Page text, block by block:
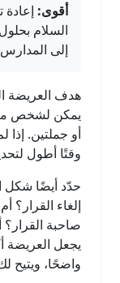
أقوى:
السلام
إلى
هدف العريضة
يمكن لشخص ما
أو جملتين.
وقتًا أطول
حدّد أيضًا شكل
إلغاء القرار؟
صاحبة
يجعل العريضة
واضحًا، ويتيح